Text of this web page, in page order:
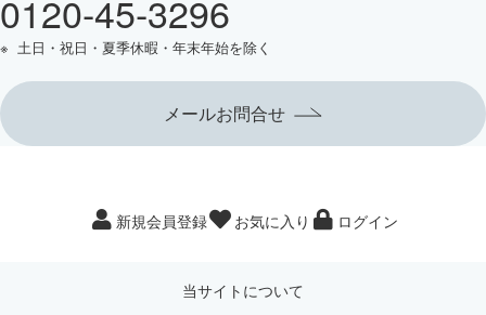
0120-45-3296
土日・祝日・夏季休暇・年末年始を除く
メールお問合せ
新規会員登録 お気に入り ログイン
当サイトについて